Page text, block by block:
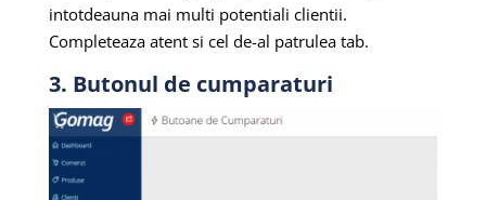
intotdeauna mai multi potentiali clientii.
Completeaza atent si cel de-al patrulea tab.
3. Butonul de cumparaturi